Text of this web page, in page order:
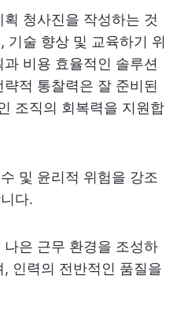
청사진을 작성하는 것
기술 향상 및 교육하기 위
비용 효율적인 솔루션
적 통찰력은 잘 준비된
조직의 회복력을 지원합
및 윤리적 위험을 강조
다.
은 근무 환경을 조성하
인력의 전반적인 품질을